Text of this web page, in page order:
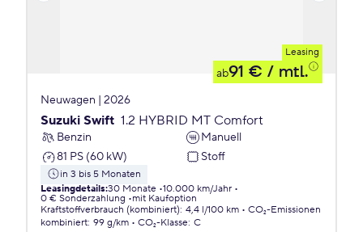
Leasing
ab91 € / mtl.
Neuwagen | 2026
Suzuki Swift 1.2 HYBRID MT Comfort
Benzin
Manuell
81 PS (60 kW)
Stoff
in 3 bis 5 Monaten
Leasingdetails:30 Monate 10.000 km/Jahr
0 € Sonderzahlung
mit Kaufoption
Kraftstoffverbrauch (kombiniert): 4,4 l/100 km
CO₂-Emissionen
kombiniert: 99 g/km CO₂-Klasse: C